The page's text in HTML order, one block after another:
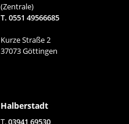
(Zentrale)
T. 0551 49566685
Kurze Straße 2
37073 Göttingen
Halberstadt
T.03941 69530